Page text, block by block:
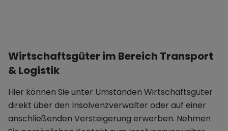
Wirtschaftsgüter im Bereich Transport
& Logistik
Hier können Sie unter Umständen Wirtschaftsgüter
direkt über den Insolvenzverwalter oder auf einer
anschließenden Versteigerung erwerben. Nehmen